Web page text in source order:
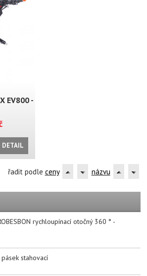
EV800 -
DETAIL
řadit podle ceny názvu
rychloupínací otočný 360 ° -
stahovací